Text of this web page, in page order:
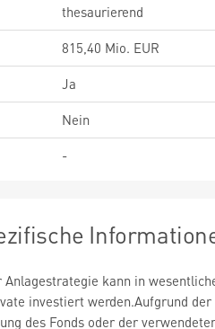
thesaurierend
815,40 Mio. EUR
Ja
Nein
-
Anlagestrategie kann in
investiert werden.Aufgrund der
des Fonds oder der